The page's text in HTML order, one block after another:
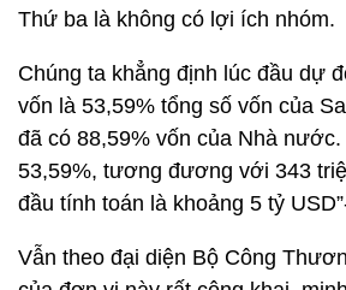
Thứ ba là không có lợi ích nhóm.
Chúng ta khẳng định lúc đầu dự
vốn là 53,59% tổng số vốn của
đã có 88,59% vốn của Nhà
53,59%, tương đương với 343
đầu tính toán là khoảng 5 tỷ
Vẫn theo đại diện Bộ Công